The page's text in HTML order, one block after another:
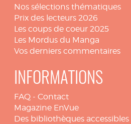
Nos sélections thématiques
Prix des lecteurs 2026
Les coups de coeur 2025
Les Mordus du Manga
Vos derniers commentaires
INFORMATIONS
FAQ - Contact
Magazine EnVue
Des bibliothèques accessibles